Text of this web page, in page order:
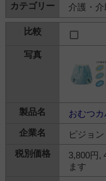
介護・介
おむつ
ピジョ
3,800円,
ます